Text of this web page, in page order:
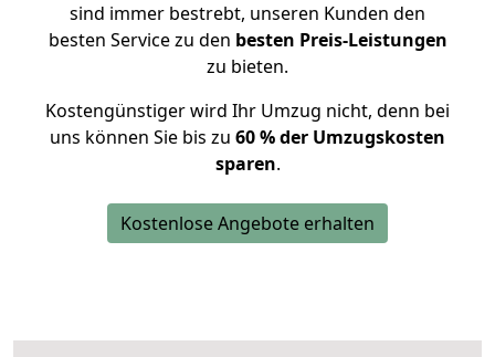
sind immer bestrebt, unseren Kunden den
besten Service zu den besten Preis-Leistungen
zu bieten.
Kostengünstiger wird Ihr Umzug nicht, denn bei
uns können Sie bis zu 60 % der Umzugskosten
sparen.
Kostenlose Angebote erhalten